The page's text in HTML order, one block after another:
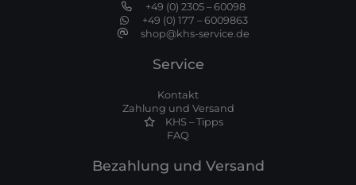
+49 (0) 2305 – 60098
+49 (0) 177 – 6009863
shop@khs-service.de
Service
Kontakt
Zahlung und Versand
KHS – Tipps
FAQ
Bezahlung und Versand